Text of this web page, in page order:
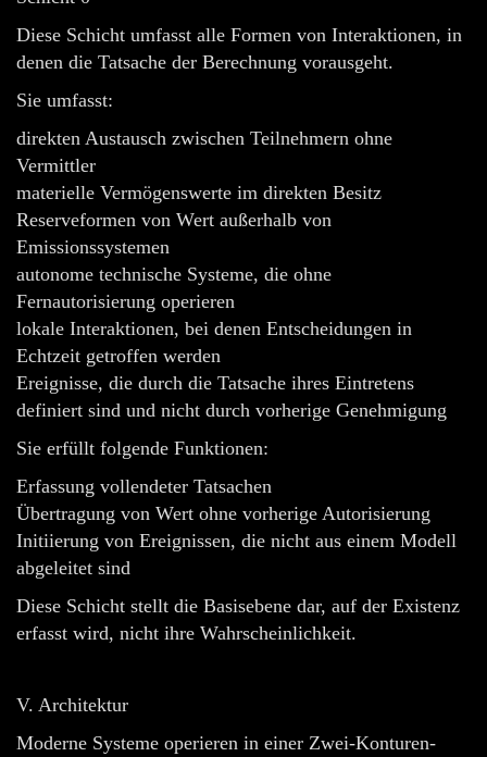
Diese Schicht umfasst alle Formen von Interaktionen, in
denen die Tatsache der Berechnung vorausgeht.
Sie umfasst:
direkten Austausch zwischen Teilnehmern ohne
Vermittler
materielle Vermögenswerte im direkten Besitz
Reserveformen von Wert außerhalb von
Emissionssystemen
autonome technische Systeme, die ohne
Fernautorisierung operieren
lokale Interaktionen, bei denen Entscheidungen in
Echtzeit getroffen werden
Ereignisse, die durch die Tatsache ihres Eintretens
definiert sind und nicht durch vorherige Genehmigung
Sie erfüllt folgende Funktionen:
Erfassung vollendeter Tatsachen
Übertragung von Wert ohne vorherige Autorisierung
Initiierung von Ereignissen, die nicht aus einem Modell
abgeleitet sind
Diese Schicht stellt die Basisebene dar, auf der Existenz
erfasst wird, nicht ihre Wahrscheinlichkeit.
V. Architektur
Moderne Systeme operieren in einer Zwei-Konturen-